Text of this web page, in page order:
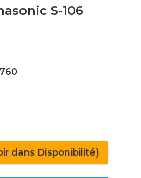
S-106
dans Disponibilité)